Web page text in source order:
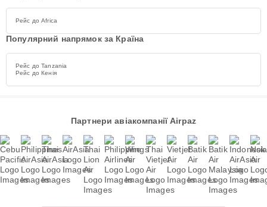
Рейс до Africa
Популярний напрямок за Країна
Рейс до Tanzania
Рейс до Кенія
Партнери авіакомпанії Airpaz